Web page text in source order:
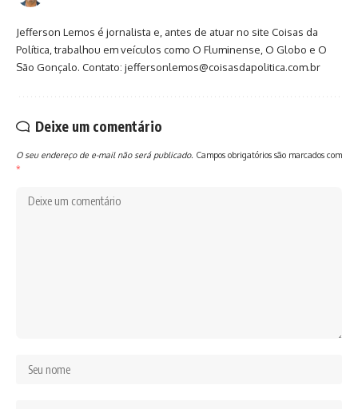
Jefferson Lemos é jornalista e, antes de atuar no site Coisas da
Política, trabalhou em veículos como O Fluminense, O Globo e O
São Gonçalo. Contato: jeffersonlemos@coisasdapolitica.com.br
Deixe um comentário
O seu endereço de e-mail não será publicado. Campos obrigatórios são marcados com
*